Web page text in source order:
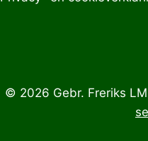
© 2026 Gebr. Freriks